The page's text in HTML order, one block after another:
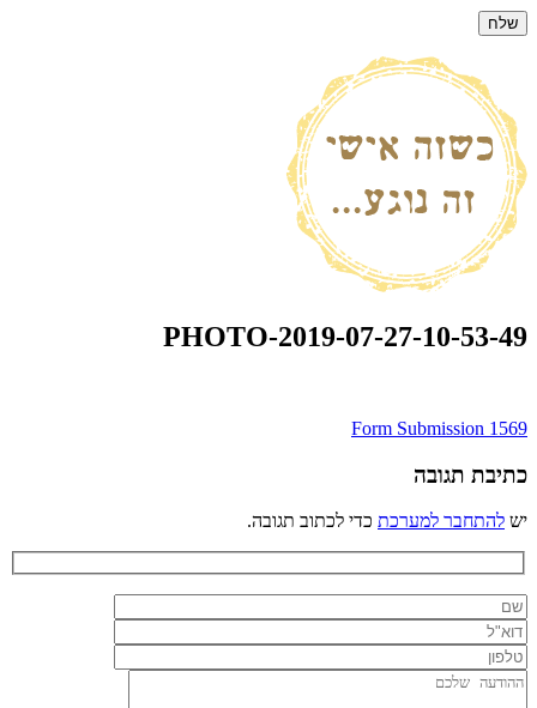
PHOTO-2019-07-27-10-53-49
ניווט
Form Submission 1569
כתיבת תגובה
יש להתחבר למערכת כדי לכתוב תגובה.